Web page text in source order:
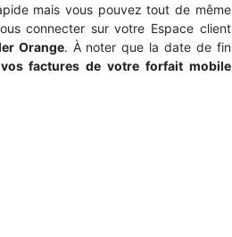
mais vous pouvez tout de même
connecter sur votre Espace client
Orange. À noter que la date de fin
vos factures de votre forfait mobile